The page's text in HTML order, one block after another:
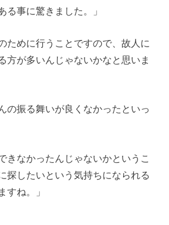
る事に驚きました。」
ために行うことですので、故人に
方が多いんじゃないかなと思いま
の振る舞いが良くなかったといっ
きなかったんじゃないかというこ
探したいという気持ちになられる
すね。」